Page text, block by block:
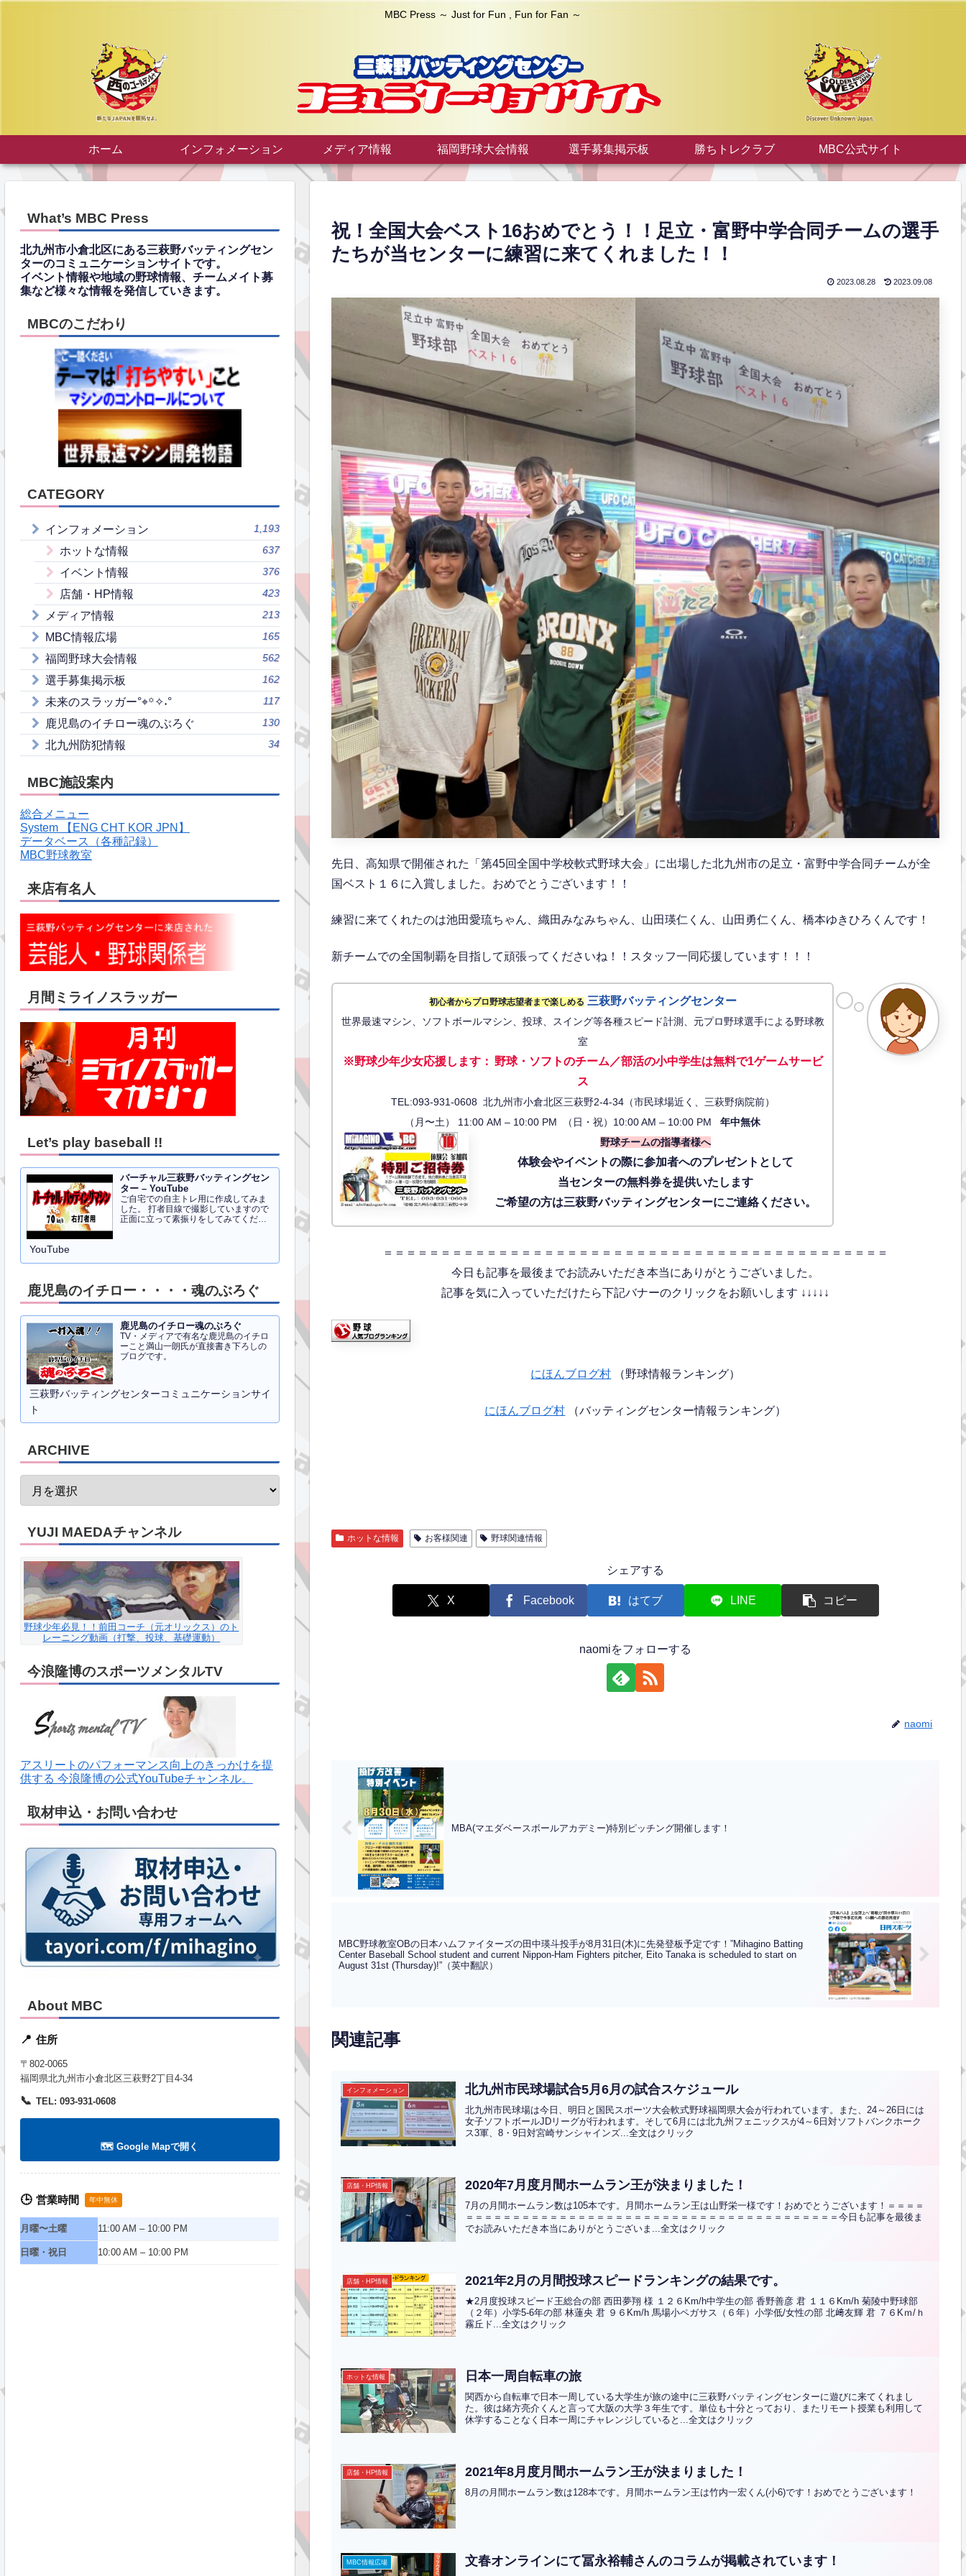
MBC Press ～ Just for Fun , Fun for Fan ～
ホーム インフォメーション メディア情報 福岡野球大会情報 選手募集掲示板 勝ちトレクラブ MBC公式サイト
祝！全国大会ベスト16おめでとう！！足立・富野中学合同チームの選手
たちが当センターに練習に来てくれました！！
2023.08.28 2023.09.08
先日、高知県で開催された「第45回全国中学校軟式野球大会」に出場した北九州市の足立・富野中学合同チームが全
国ベスト１６に入賞しました。おめでとうございます！！
練習に来てくれたのは池田愛琉ちゃん、織田みなみちゃん、山田瑛仁くん、山田勇仁くん、橋本ゆきひろくんです！
新チームでの全国制覇を目指して頑張ってくださいね！！スタッフ一同応援しています！！！
初心者からプロ野球志望者まで楽しめる 三萩野バッティングセンター
世界最速マシン、ソフトボールマシン、投球、スイング等各種スピード計測、元プロ野球選手による野球教
室
※野球少年少女応援します： 野球・ソフトのチーム／部活の小中学生は無料で1ゲームサービ
ス
TEL:093-931-0608 北九州市小倉北区三萩野2-4-34（市民球場近く、三萩野病院前）
（月〜土） 11:00 AM – 10:00 PM （日・祝）10:00 AM – 10:00 PM年中無休
野球チームの指導者様へ
体験会やイベントの際に参加者へのプレゼントとして
当センターの無料券を提供いたします
ご希望の方は三萩野バッティングセンターにご連絡ください。
＝＝＝＝＝＝＝＝＝＝＝＝＝＝＝＝＝＝＝＝＝＝＝＝＝＝＝＝＝＝＝＝＝＝＝＝＝＝＝＝＝＝＝＝
今日も記事を最後までお読みいただき本当にありがとうございました。
記事を気に入っていただけたら下記バナーのクリックをお願いします ↓↓↓↓↓
にほんブログ村 （野球情報ランキング）
にほんブログ村 （バッティングセンター情報ランキング）
ホットな情報 お客様関連 野球関連情報
シェアする
X Facebook はてブ LINE コピー
naomiをフォローする
naomi
MBA(マエダベースボールアカデミー)特別ピッチング開催します！
MBC野球教室OBの日本ハムファイターズの田中瑛斗投手が8月31日(木)に先発登板予定です！”Mihagino Batting
Center Baseball School student and current Nippon-Ham Fighters pitcher, Eito Tanaka is scheduled to start on
August 31st (Thursday)!”（英中翻訳）
関連記事
インフォメーション 北九州市民球場試合5月6月の試合スケジュール
北九州市民球場は今日、明日と国民スポーツ大会軟式野球福岡県大会が行われています。また、24～26日には
女子ソフトボールJDリーグが行われます。そして6月には北九州フェニックスが4～6日対ソフトバンクホーク
ス3軍、8・9日対宮崎サンシャインズ...全文はクリック
店舗・HP情報 2020年7月度月間ホームラン王が決まりました！
7月の月間ホームラン数は105本です。月間ホームラン王は山野栄一様です！おめでとうございます！＝＝＝＝
＝＝＝＝＝＝＝＝＝＝＝＝＝＝＝＝＝＝＝＝＝＝＝＝＝＝＝＝＝＝＝＝＝＝＝＝＝＝＝＝今日も記事を最後ま
でお読みいただき本当にありがとうございま...全文はクリック
店舗・HP情報 2021年2月の月間投球スピードランキングの結果です。
★2月度投球スピード王総合の部 西田夢翔 様 １２６Km/h中学生の部 香野善彦 君 １１６Km/h 菊陵中野球部
（２年）小学5-6年の部 林蓮央 君 ９６Km/h 馬場小ペガサス（６年）小学低/女性の部 北﨑友輝 君 ７６Kｍ/ｈ
霧丘ド...全文はクリック
ホットな情報 日本一周自転車の旅
関西から自転車で日本一周している大学生が旅の途中に三萩野バッティングセンターに遊びに来てくれまし
た。彼は緒方亮介くんと言って大阪の大学３年生です。単位も十分とっており、またリモート授業も利用して
休学することなく日本一周にチャレンジしていると...全文はクリック
店舗・HP情報 2021年8月度月間ホームラン王が決まりました！
8月の月間ホームラン数は128本です。月間ホームラン王は竹内一宏くん(小6)です！おめでとうございます！
MBC情報広場 文春オンラインにて冨永裕輔さんのコラムが掲載されています！
What’s MBC Press
北九州市小倉北区にある三萩野バッティングセン
ターのコミュニケーションサイトです。
イベント情報や地域の野球情報、チームメイト募
集など様々な情報を発信していきます。
MBCのこだわり
CATEGORY
インフォメーション 1,193
ホットな情報 637
イベント情報 376
店舗・HP情報 423
メディア情報 213
MBC情報広場 165
福岡野球大会情報 562
選手募集掲示板 162
未来のスラッガー°⌖꙳✧˖° 117
鹿児島のイチロー魂のぶろぐ 130
北九州防犯情報 34
MBC施設案内
総合メニュー
System 【ENG CHT KOR JPN】
データベース（各種記録）
MBC野球教室
来店有名人
月間ミライノスラッガー
Let’s play baseball !!
バーチャル三萩野バッティングセン
ター – YouTube
ご自宅での自主トレ用に作成してみま
した。 打者目線で撮影していますので
正面に立って素振りをしてみてくださ
YouTube
鹿児島のイチロー・・・・魂のぶろぐ
鹿児島のイチロー魂のぶろぐ
TV・メディアで有名な鹿児島のイチロ
ーこと満山一朗氏が直接書き下ろしの
ブログです。
三萩野バッティングセンターコミュニケーションサイ
ト
ARCHIVE
YUJI MAEDAチャンネル
野球少年必見！！前田コーチ（元オリックス）のト
レーニング動画（打撃、投球、基礎運動）
今浪隆博のスポーツメンタルTV
アスリートのパフォーマンス向上のきっかけを提
供する 今浪隆博の公式YouTubeチャンネル。
取材申込・お問い合わせ
About MBC
📍 住所
〒802-0065
福岡県北九州市小倉北区三萩野2丁目4-34
📞 TEL: 093-931-0608
🗺️ Google Mapで開く
🕒 営業時間 年中無休
月曜〜土曜 11:00 AM – 10:00 PM
日曜・祝日 10:00 AM – 10:00 PM